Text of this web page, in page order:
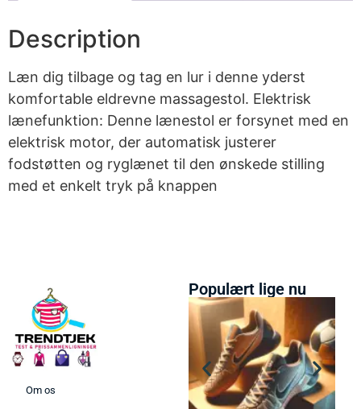
Description
Læn dig tilbage og tag en lur i denne yderst
komfortable eldrevne massagestol. Elektrisk
lænefunktion: Denne lænestol er forsynet med en
elektrisk motor, der automatisk justerer
fodstøtten og ryglænet til den ønskede stilling
med et enkelt tryk på knappen
Om os
Populært lige nu